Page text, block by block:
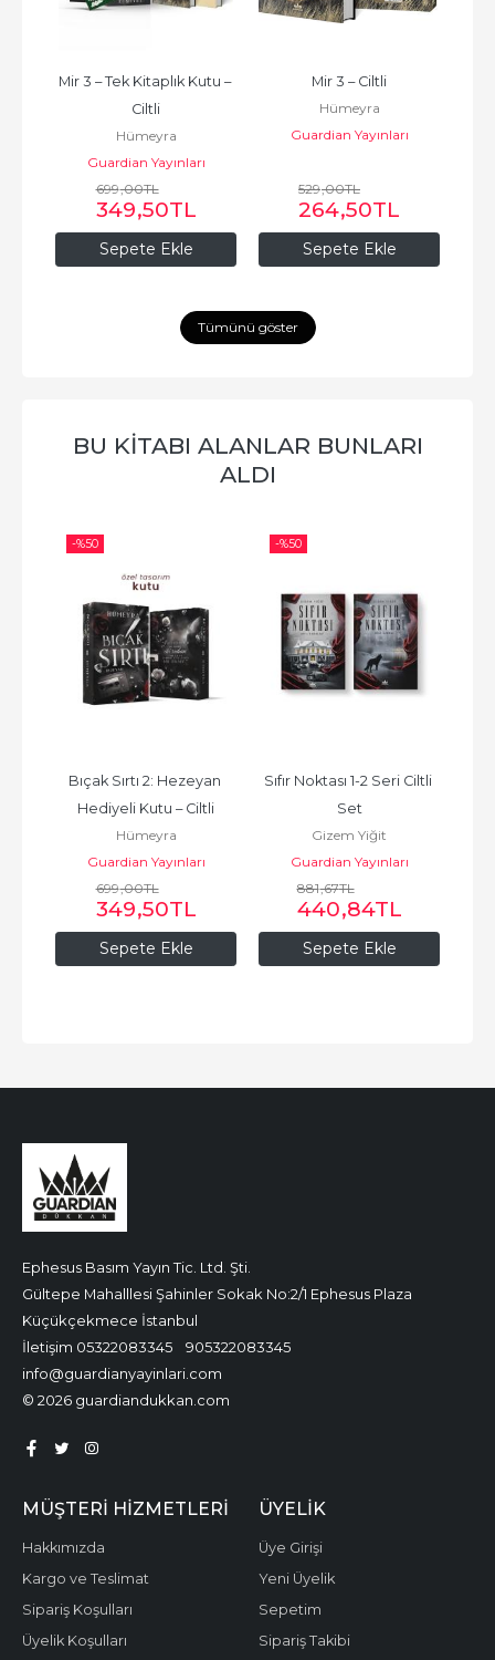
Sepete Ekle
Mir 3 – Tek Kitaplık Kutu –
Ciltli
Hümeyra
Guardian Yayınları
699,00TL
349,50TL
Sepete Ekle
Mir 3 – Ciltli
Hümeyra
Guardian Yayınları
529,00TL
264,50TL
Tümünü göster
BU KITABI ALANLAR BUNLARI
ALDI
-%50
Sepete Ekle
Bıçak Sırtı 2: Hezeyan
Hediyeli Kutu – Ciltli
Hümeyra
Guardian Yayınları
699,00TL
349,50TL
-%50
Sepete Ekle
Sıfır Noktası 1-2 Seri Ciltli
Set
Gizem Yiğit
Guardian Yayınları
881,67TL
440,84TL
Ephesus Basım Yayın Tic. Ltd. Şti.
Gültepe Mahalllesi Şahinler Sokak No:2/1 Ephesus Plaza
Küçükçekmece İstanbul
İletişim 05322083345
905322083345
info@guardianyayinlari.com
© 2026 guardiandukkan.com
MÜŞTERI HIZMETLERI
Hakkımızda
Kargo ve Teslimat
Sipariş Koşulları
Üyelik Koşulları
ÜYELIK
Üye Girişi
Yeni Üyelik
Sepetim
Sipariş Takibi